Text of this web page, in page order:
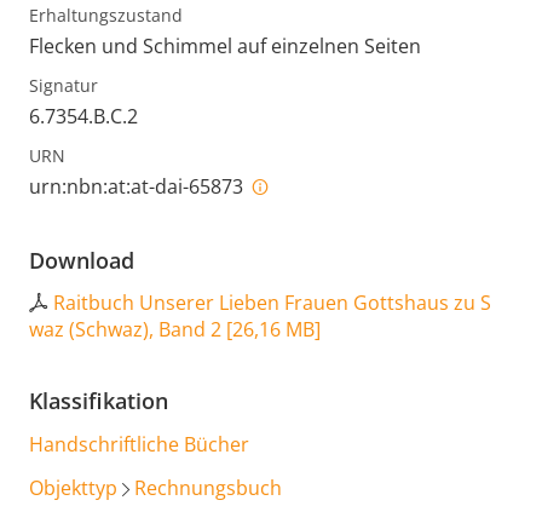
Erhaltungszustand
Flecken und Schimmel auf einzelnen Seiten
Signatur
6.7354.B.C.2
URN
urn:nbn:at:at-dai-65873
Download
Raitbuch Unserer Lieben Frauen Gottshaus zu S
waz (Schwaz), Band 2 [26,16 MB]
Klassifikation
Handschriftliche Bücher
Objekttyp
Rechnungsbuch